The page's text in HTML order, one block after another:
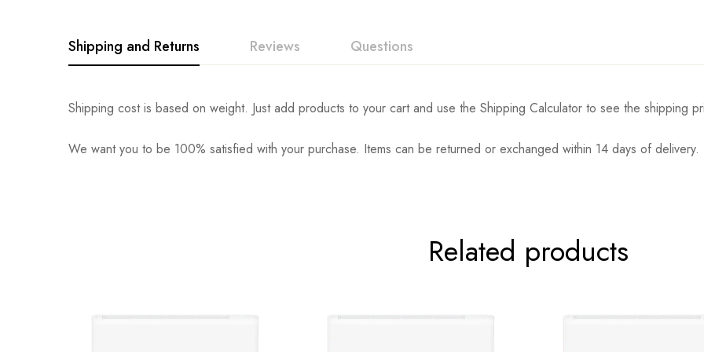
Shipping and Returns Reviews Questions
Shipping cost is based on weight. Just add products to your cart and use the Shipping Calculator to see the shipping
We want you to be 100% satisfied with your purchase. Items can be returned or exchanged within 14 days of delivery.
Related products